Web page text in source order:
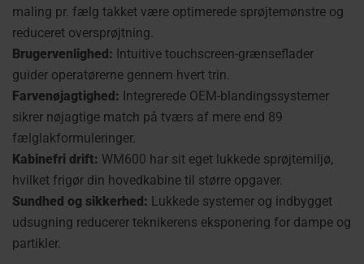
maling pr. fælg takket være optimerede sprøjtemønstre og
reduceret oversprøjtning.
Brugervenlighed: Intuitive touchscreen-grænseflader
guider operatørerne gennem hvert trin.
Farvenøjagtighed: Integrerede OEM-blandingssystemer
sikrer nøjagtige match på tværs af mere end 89
fælglakformuleringer.
Kabinefri drift: WM600 har sit eget lukkede sprøjtemiljø,
hvilket frigør din hovedkabine til større opgaver.
Sundhed og sikkerhed: Lukkede systemer og indbygget
udsugning reducerer teknikerens eksponering for dampe og
partikler.